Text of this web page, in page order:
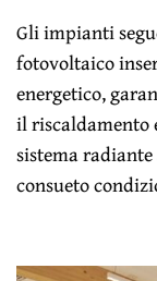
Gli impianti
fotovoltaico
energetico,
il riscaldamento
sistema
consueto